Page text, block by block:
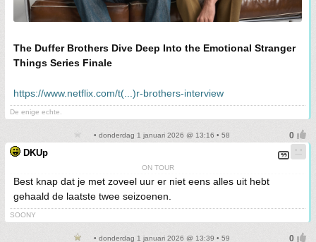
The Duffer Brothers Dive Deep Into the Emotional Stranger
Things Series Finale
https://www.netflix.com/t(...)r-brothers-interview
De enige echte.
• donderdag 1 januari 2026 @ 13:16 • 58
DKUp
ON TOUR
Best knap dat je met zoveel uur er niet eens alles uit hebt
gehaald de laatste twee seizoenen.
SOONY
• donderdag 1 januari 2026 @ 13:39 • 59